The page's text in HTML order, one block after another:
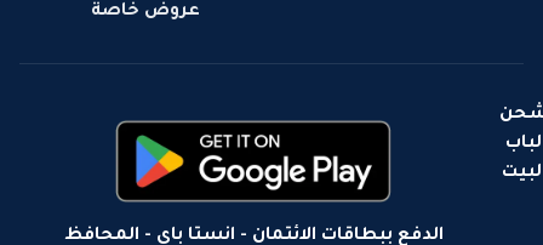
عروض خاصة
لباب
الدفع ببطاقات الائتمان - انستا باي - المحافظ